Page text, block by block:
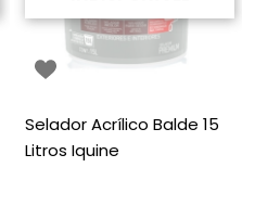
Selador Acrílico Balde 15
Litros Iquine